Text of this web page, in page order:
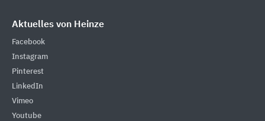
Aktuelles von Heinze
Facebook
Instagram
Pinterest
LinkedIn
Vimeo
Youtube